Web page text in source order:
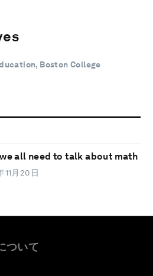
Boston College
all need to talk about math
11月20日
ついて